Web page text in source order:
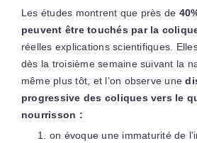
Les études montrent que près de
peuvent être touchés par la
réelles explications scientifiques.
dès la troisième semaine suivant la
même plus tôt, et l’on observe une
progressive des coliques vers le
nourrisson :
on évoque une immaturité de